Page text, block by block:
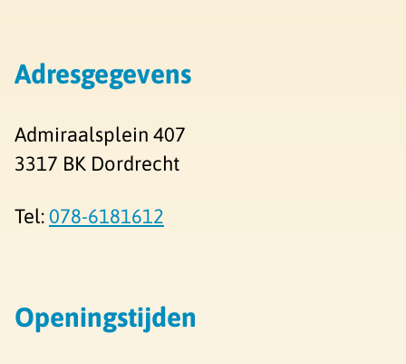
Adresgegevens
Admiraalsplein 407
3317 BK Dordrecht
Tel:078-6181612
Openingstijden